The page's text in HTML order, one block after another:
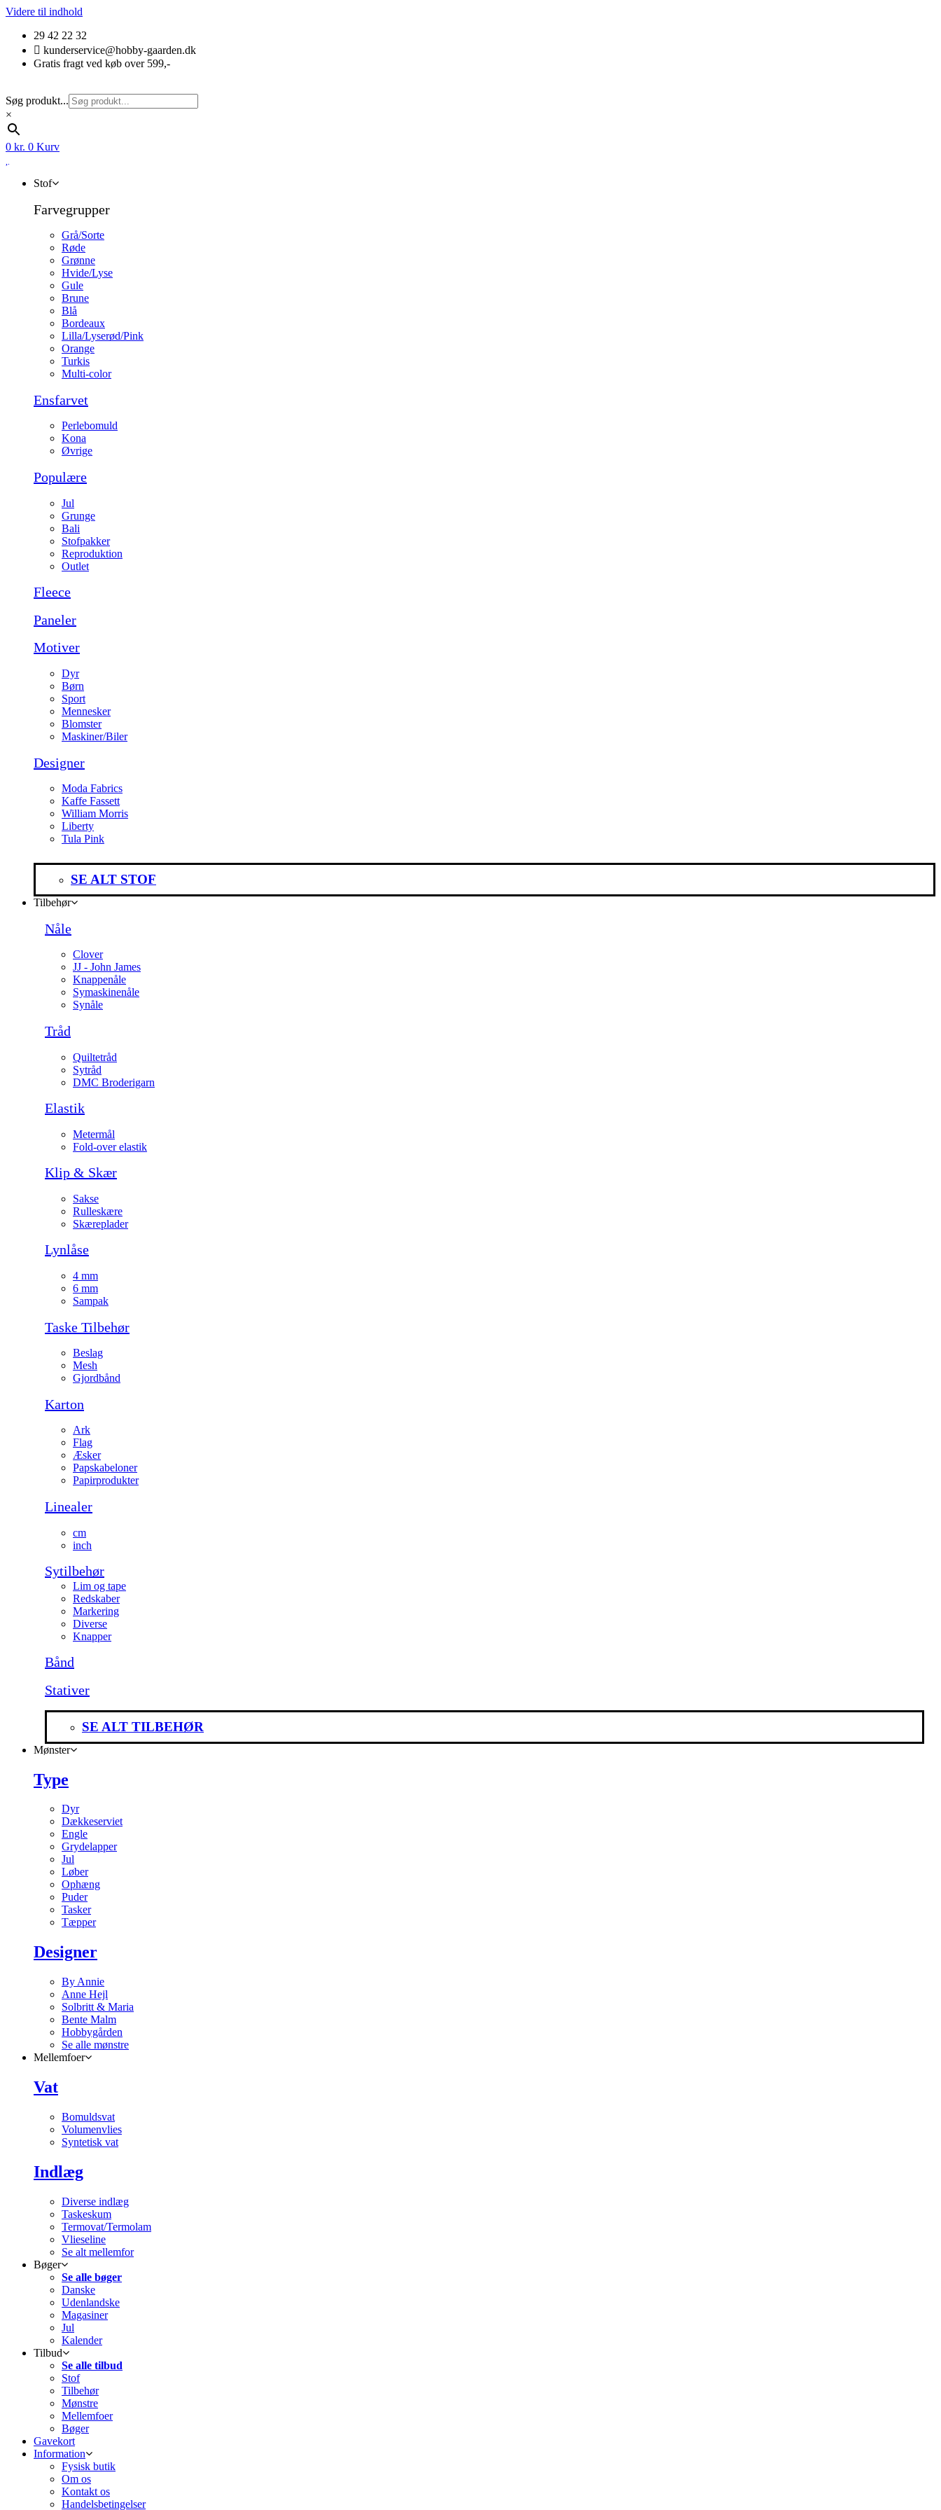
Videre til indhold
29 42 22 32
kunderservice@hobby-gaarden.dk
Gratis fragt ved køb over 599,-
Søg produkt...
×
0 kr. 0 Kurv
Stof
Farvegrupper
Grå/Sorte
Røde
Grønne
Hvide/Lyse
Gule
Brune
Blå
Bordeaux
Lilla/Lyserød/Pink
Orange
Turkis
Multi-color
Ensfarvet
Perlebomuld
Kona
Øvrige
Populære
Jul
Grunge
Bali
Stofpakker
Reproduktion
Outlet
Fleece
Paneler
Motiver
Dyr
Børn
Sport
Mennesker
Blomster
Maskiner/Biler
Designer
Moda Fabrics
Kaffe Fassett
William Morris
Liberty
Tula Pink
SE ALT STOF
Tilbehør
Nåle
Clover
JJ - John James
Knappenåle
Symaskinenåle
Synåle
Tråd
Quiltetråd
Sytråd
DMC Broderigarn
Elastik
Metermål
Fold-over elastik
Klip & Skær
Sakse
Rulleskære
Skæreplader
Lynlåse
4 mm
6 mm
Sampak
Taske Tilbehør
Beslag
Mesh
Gjordbånd
Karton
Ark
Flag
Æsker
Papskabeloner
Papirprodukter
Linealer
cm
inch
Sytilbehør
Lim og tape
Redskaber
Markering
Diverse
Knapper
Bånd
Stativer
SE ALT TILBEHØR
Mønster
Type
Dyr
Dækkeserviet
Engle
Grydelapper
Jul
Løber
Ophæng
Puder
Tasker
Tæpper
Designer
By Annie
Anne Hejl
Solbritt & Maria
Bente Malm
Hobbygården
Se alle mønstre
Mellemfoer
Vat
Bomuldsvat
Volumenvlies
Syntetisk vat
Indlæg
Diverse indlæg
Taskeskum
Termovat/Termolam
Vlieseline
Se alt mellemfor
Bøger
Se alle bøger
Danske
Udenlandske
Magasiner
Jul
Kalender
Tilbud
Se alle tilbud
Stof
Tilbehør
Mønstre
Mellemfoer
Bøger
Gavekort
Information
Fysisk butik
Om os
Kontakt os
Handelsbetingelser